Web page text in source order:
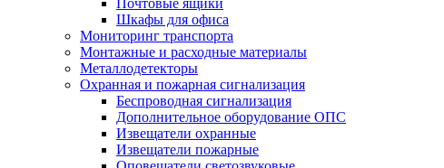
Почтовые ящики
Шкафы для офиса
Мониторинг транспорта
Монтажные и расходные материалы
Металлодетекторы
Охранная и пожарная сигнализация
Беспроводная сигнализация
Дополнительное оборудование ОПС
Извещатели охранные
Извещатели пожарные